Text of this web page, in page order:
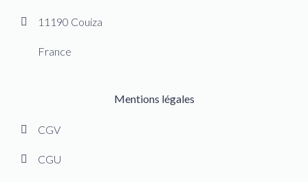
11190 Couiza
France
Mentions légales
CGV
CGU